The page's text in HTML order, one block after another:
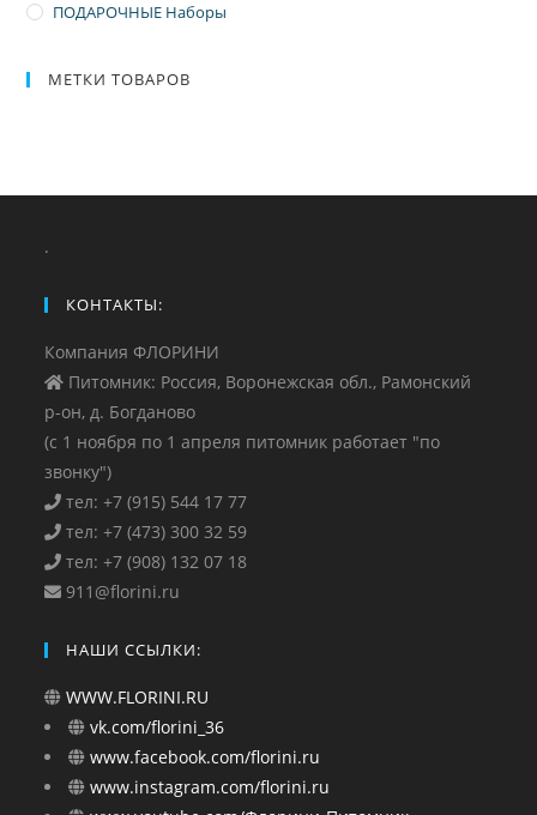
ПОДАРОЧНЫЕ Наборы
МЕТКИ ТОВАРОВ
.
КОНТАКТЫ:
Компания ФЛОРИНИ
Питомник: Россия, Воронежская обл., Рамонский
р-он, д. Богданово
(с 1 ноября по 1 апреля питомник работает "по
звонку")
тел: +7 (915) 544 17 77
тел: +7 (473) 300 32 59
тел: +7 (908) 132 07 18
911@florini.ru
НАШИ ССЫЛКИ:
WWW.FLORINI.RU
vk.com/florini_36
www.facebook.com/florini.ru
www.instagram.com/florini.ru